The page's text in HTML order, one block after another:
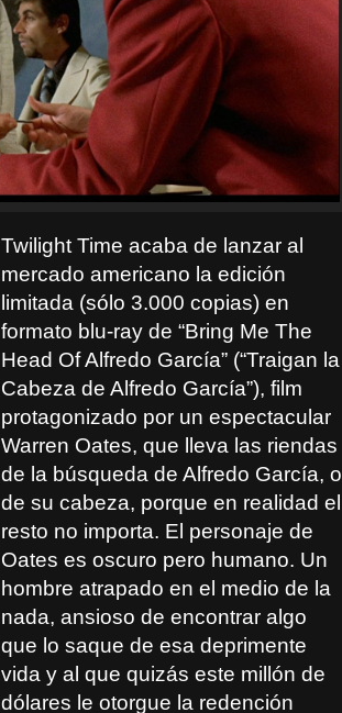
Twilight Time acaba de lanzar al
mercado americano la edición
limitada (sólo 3.000 copias) en
formato blu-ray de “Bring Me The
Head Of Alfredo García” (“Traigan la
Cabeza de Alfredo García”), film
protagonizado por un espectacular
Warren Oates, que lleva las riendas
de la búsqueda de Alfredo García, o
de su cabeza, porque en realidad el
resto no importa. El personaje de
Oates es oscuro pero humano. Un
hombre atrapado en el medio de la
nada, ansioso de encontrar algo
que lo saque de esa deprimente
vida y al que quizás este millón de
dólares le otorgue la redención